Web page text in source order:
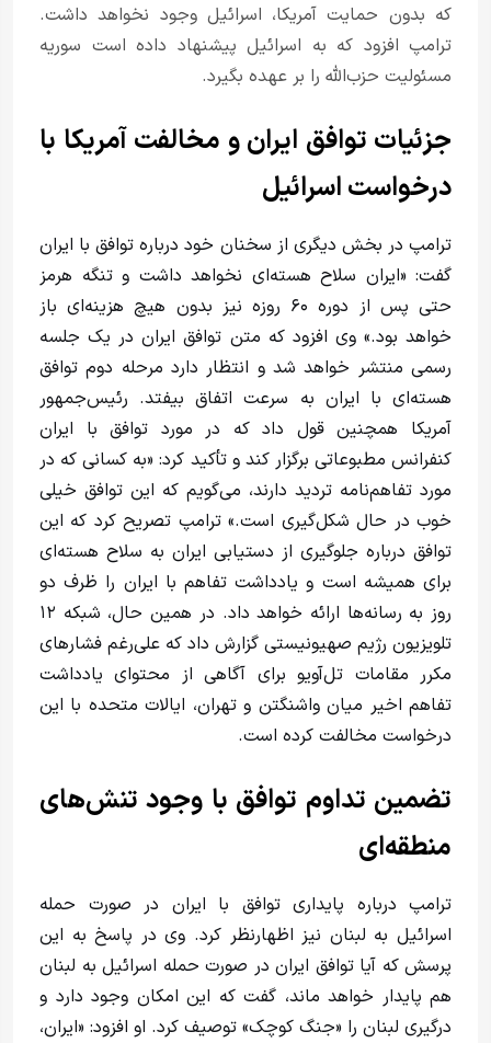
که بدون حمایت آمریکا، اسرائیل وجود نخواهد داشت.
ترامپ افزود که به اسرائیل پیشنهاد داده است سوریه
مسئولیت حزب‌الله را بر عهده بگیرد.
جزئیات توافق ایران و مخالفت آمریکا با
درخواست اسرائیل
ترامپ در بخش دیگری از سخنان خود درباره توافق با ایران
گفت: «ایران سلاح هسته‌ای نخواهد داشت و تنگه هرمز
حتی پس از دوره ۶۰ روزه نیز بدون هیچ هزینه‌ای باز
خواهد بود.» وی افزود که متن توافق ایران در یک جلسه
رسمی منتشر خواهد شد و انتظار دارد مرحله دوم توافق
هسته‌ای با ایران به سرعت اتفاق بیفتد. رئیس‌جمهور
آمریکا همچنین قول داد که در مورد توافق با ایران
کنفرانس مطبوعاتی برگزار کند و تأکید کرد: «به کسانی که در
مورد تفاهم‌نامه تردید دارند، می‌گویم که این توافق خیلی
خوب در حال شکل‌گیری است.» ترامپ تصریح کرد که این
توافق درباره جلوگیری از دستیابی ایران به سلاح هسته‌ای
برای همیشه است و یادداشت تفاهم با ایران را ظرف دو
روز به رسانه‌ها ارائه خواهد داد. در همین حال، شبکه ۱۲
تلویزیون رژیم صهیونیستی گزارش داد که علی‌رغم فشارهای
مکرر مقامات تل‌آویو برای آگاهی از محتوای یادداشت
تفاهم اخیر میان واشنگتن و تهران، ایالات متحده با این
درخواست مخالفت کرده است.
تضمین تداوم توافق با وجود تنش‌های
منطقه‌ای
ترامپ درباره پایداری توافق با ایران در صورت حمله
اسرائیل به لبنان نیز اظهارنظر کرد. وی در پاسخ به این
پرسش که آیا توافق ایران در صورت حمله اسرائیل به لبنان
هم پایدار خواهد ماند، گفت که این امکان وجود دارد و
درگیری لبنان را «جنگ کوچک» توصیف کرد. او افزود: «ایران،